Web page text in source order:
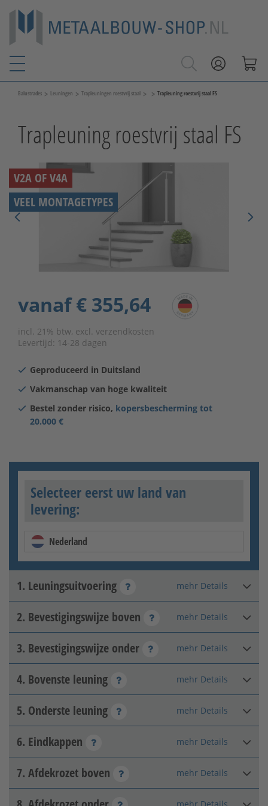
Balustrades > Leuningen > Trapleuningen roestvrij staal > > Trapleuning roestvrij staal FS
Trapleuning roestvrij staal FS
V2A OF V4A
VEEL MONTAGETYPES
vanaf€ 355,64
incl. 21% btw, excl. verzendkosten
Levertijd: 14-28 dagen
Geproduceerd in Duitsland
Vakmanschap van hoge kwaliteit
Bestel zonder risico, kopersbescherming tot
20.000 €
Selecteer eerst uw land van
levering:
Nederland
1. Leuningsuitvoering mehr Details
V2A
2. Bevestigingswijze boven mehr Details
Losdraaien
3. Bevestigingswijze onder mehr Details
Schroef op (voor de trap)
Vastschroeven (op de 1.
4. Bovenste leuning mehr Details
5. Onderste leuning mehr Details
6. Eindkappen mehr Details
7. Afdekrozet boven mehr Details